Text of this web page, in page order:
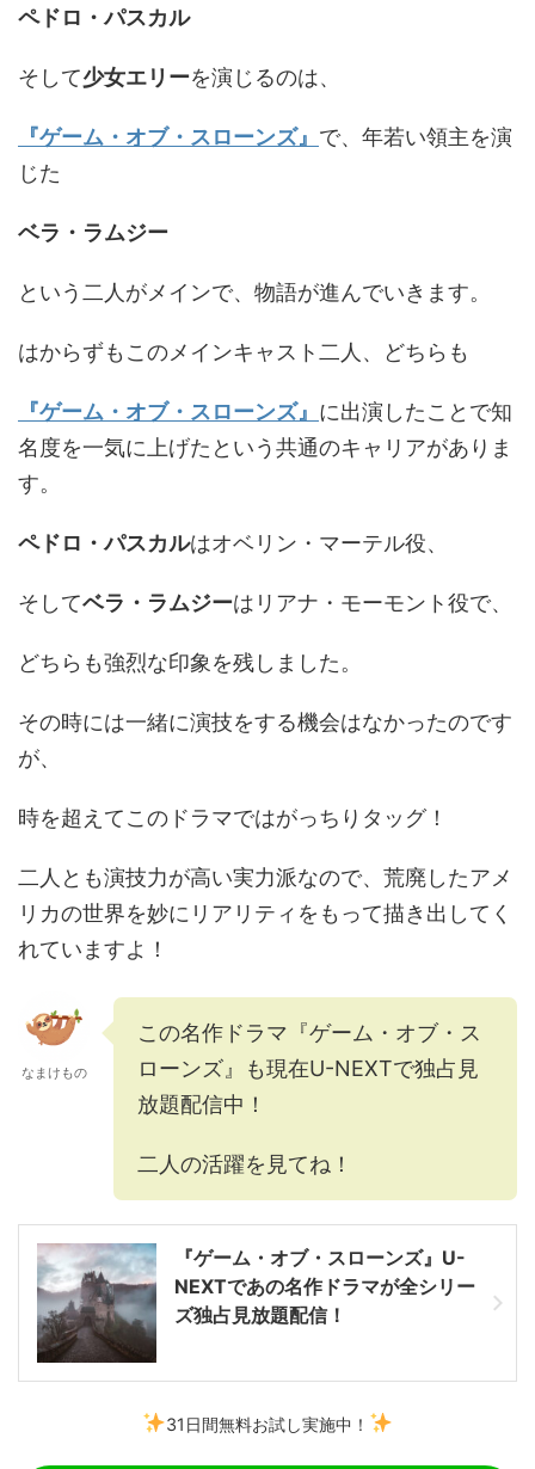
ペドロ・パスカル
そして少女エリーを演じるのは、
『ゲーム・オブ・スローンズ』 で、年若い領主を演
じた
ベラ・ラムジー
という二人がメインで、物語が進んでいきます。
はからずもこのメインキャスト二人、どちらも
『ゲーム・オブ・スローンズ』 に出演したことで知
名度を一気に上げたという共通のキャリアがありま
す。
ペドロ・パスカルはオベリン・マーテル役、
そしてベラ・ラムジーはリアナ・モーモント役で、
どちらも強烈な印象を残しました。
その時には一緒に演技をする機会はなかったのです
が、
時を超えてこのドラマではがっちりタッグ！
二人とも演技力が高い実力派なので、荒廃したアメ
リカの世界を妙にリアリティをもって描き出してく
れていますよ！
なまけもの
この名作ドラマ『ゲーム・オブ・ス
ローンズ』も現在U-NEXTで独占見
放題配信中！
二人の活躍を見てね！
『ゲーム・オブ・スローンズ』U-
NEXTであの名作ドラマが全シリー
ズ独占見放題配信！
31日間無料お試し実施中！